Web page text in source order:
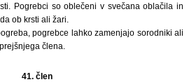
Pogrebci so oblečeni v svečana oblačila in
ob krsti ali žari.
pogrebce lahko zamenjajo sorodniki ali
člena.
41. člen